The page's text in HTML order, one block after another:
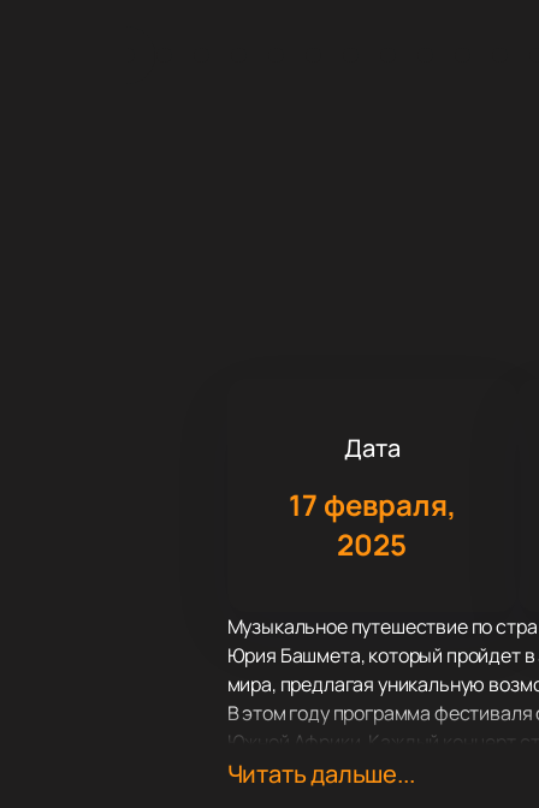
Дата
17 февраля,
2025
Музыкальное путешествие по
Юрия Башмета, который пройдет
мира, предлагая уникальную
В этом году программа
Южной Африки. Каждый концерт
музыкальных традиций этих
Читать дальше...